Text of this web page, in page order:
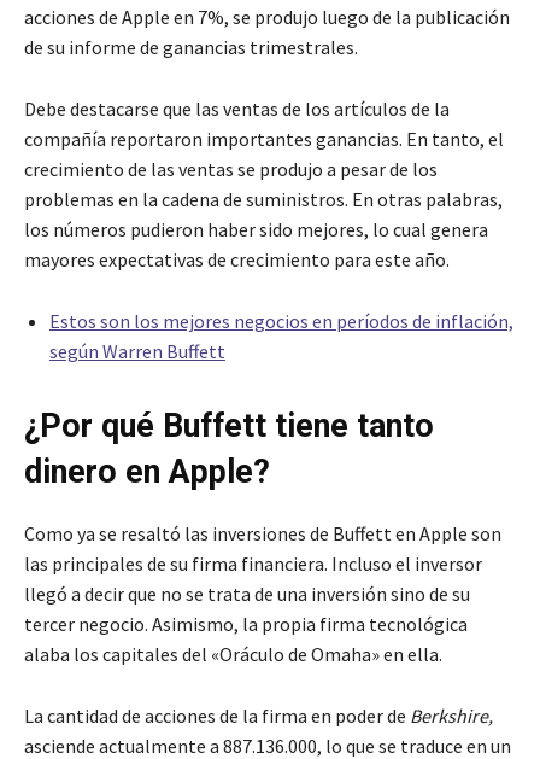
acciones de Apple en 7%, se produjo luego de la publicación
de su informe de ganancias trimestrales.
Debe destacarse que las ventas de los artículos de la
compañía reportaron importantes ganancias. En tanto, el
crecimiento de las ventas se produjo a pesar de los
problemas en la cadena de suministros. En otras palabras,
los números pudieron haber sido mejores, lo cual genera
mayores expectativas de crecimiento para este año.
Estos son los mejores negocios en períodos de inflación,
según Warren Buffett
¿Por qué Buffett tiene tanto
dinero en Apple?
Como ya se resaltó las inversiones de Buffett en Apple son
las principales de su firma financiera. Incluso el inversor
llegó a decir que no se trata de una inversión sino de su
tercer negocio. Asimismo, la propia firma tecnológica
alaba los capitales del «Oráculo de Omaha» en ella.
La cantidad de acciones de la firma en poder de Berkshire,
asciende actualmente a 887.136.000, lo que se traduce en un